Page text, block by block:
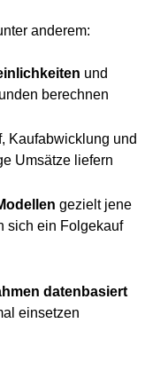
anderem:
und
berechnen
Kaufabwicklung und
Umsätze liefern
gezielt jene
sich ein Folgekauf
datenbasiert
einsetzen